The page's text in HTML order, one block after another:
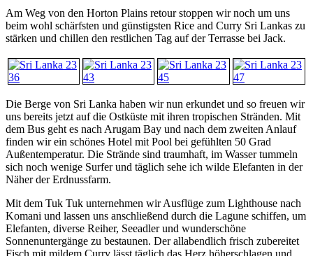
Am Weg von den Horton Plains retour stoppen wir noch um uns
beim wohl schärfsten und günstigsten Rice and Curry Sri Lankas zu
stärken und chillen den restlichen Tag auf der Terrasse bei Jack.
Die Berge von Sri Lanka haben wir nun erkundet und so freuen wir
uns bereits jetzt auf die Ostküste mit ihren tropischen Stränden. Mit
dem Bus geht es nach Arugam Bay und nach dem zweiten Anlauf
finden wir ein schönes Hotel mit Pool bei gefühlten 50 Grad
Außentemperatur. Die Strände sind traumhaft, im Wasser tummeln
sich noch wenige Surfer und täglich sehe ich wilde Elefanten in der
Näher der Erdnussfarm.
Mit dem Tuk Tuk unternehmen wir Ausflüge zum Lighthouse nach
Komani und lassen uns anschließend durch die Lagune schiffen, um
Elefanten, diverse Reiher, Seeadler und wunderschöne
Sonnenuntergänge zu bestaunen. Der allabendlich frisch zubereitet
Fisch mit mildem Curry lässt täglich das Herz höherschlagen und